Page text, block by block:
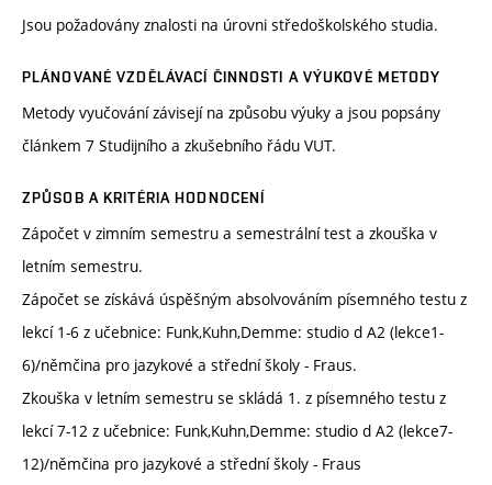
Jsou požadovány znalosti na úrovni středoškolského studia.
PLÁNOVANÉ VZDĚLÁVACÍ ČINNOSTI A VÝUKOVÉ METODY
Metody vyučování závisejí na způsobu výuky a jsou popsány
článkem 7 Studijního a zkušebního řádu VUT.
ZPŮSOB A KRITÉRIA HODNOCENÍ
Zápočet v zimním semestru a semestrální test a zkouška v
letním semestru.
Zápočet se získává úspěšným absolvováním písemného testu z
lekcí 1-6 z učebnice: Funk,Kuhn,Demme: studio d A2 (lekce1-
6)/němčina pro jazykové a střední školy - Fraus.
Zkouška v letním semestru se skládá 1. z písemného testu z
lekcí 7-12 z učebnice: Funk,Kuhn,Demme: studio d A2 (lekce7-
12)/němčina pro jazykové a střední školy - Fraus